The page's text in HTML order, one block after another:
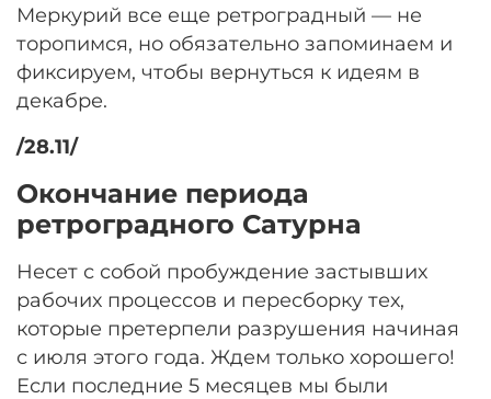
Меркурий все еще ретроградный — не
торопимся, но обязательно запоминаем и
фиксируем, чтобы вернуться к идеям в
декабре.
/28.11/
Окончание периода
ретроградного Сатурна
Несет с собой пробуждение застывших
рабочих процессов и пересборку тех,
которые претерпели разрушения начиная
с июля этого года. Ждем только хорошего!
Если последние 5 месяцев мы были